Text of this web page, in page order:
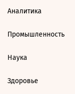
Аналитика
Промышленность
Наука
Здоровье